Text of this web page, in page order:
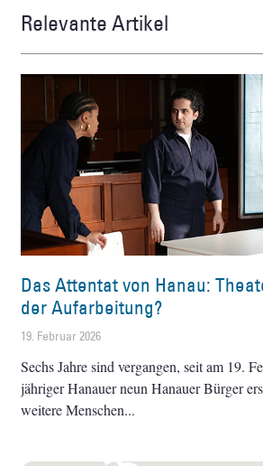
Relevante Artikel
Das Attentat von Hanau:
der Aufarbeitung?
19. Februar 2026
Sechs Jahre sind vergangen, seit am 19.
jähriger Hanauer neun Hanauer Bürger
weitere Menschen